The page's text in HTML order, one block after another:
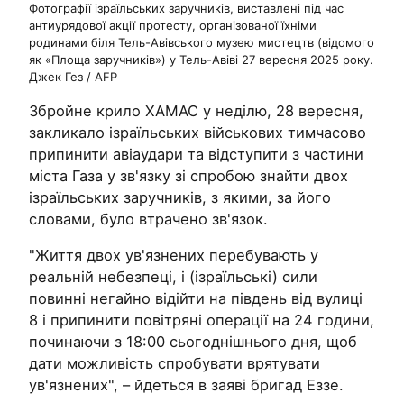
Фотографії ізраїльських заручників, виставлені під час
антиурядової акції протесту, організованої їхніми
родинами біля Тель-Авівського музею мистецтв (відомого
як «Площа заручників») у Тель-Авіві 27 вересня 2025 року.
Джек Гез / AFP
Збройне крило ХАМАС у неділю, 28 вересня,
закликало ізраїльських військових тимчасово
припинити авіаудари та відступити з частини
міста Газа у зв'язку зі спробою знайти двох
ізраїльських заручників, з якими, за його
словами, було втрачено зв'язок.
"Життя двох ув'язнених перебувають у
реальній небезпеці, і (ізраїльські) сили
повинні негайно відійти на південь від вулиці
8 і припинити повітряні операції на 24 години,
починаючи з 18:00 сьогоднішнього дня, щоб
дати можливість спробувати врятувати
ув'язнених", – йдеться в заяві бригад Еззе.